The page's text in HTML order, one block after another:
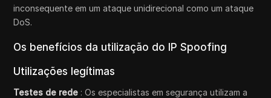
inconsequente em um ataque unidirecional como um ataque
DoS.
Os benefícios da utilização do IP Spoofing
Utilizações legítimas
Testes de rede : Os especialistas em segurança utilizam a